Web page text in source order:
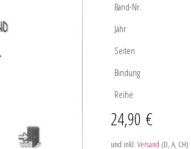
Band-Nr.
Jahr
Seiten
Bindung
Reihe
24,90 €
und inkl. Versand (D, A, CH)